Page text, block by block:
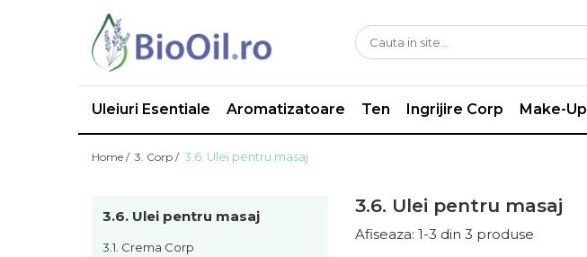
Uleiuri Esentiale Aromatizatoare Ten Ingrijire Corp Make-Up
Home / 3. Corp / 3.6. Ulei pentru masaj
3.6. Ulei pentru masaj
3.6. Ulei pentru masaj
3.1. Crema Corp
Afiseaza: 1-3 din 3 produse